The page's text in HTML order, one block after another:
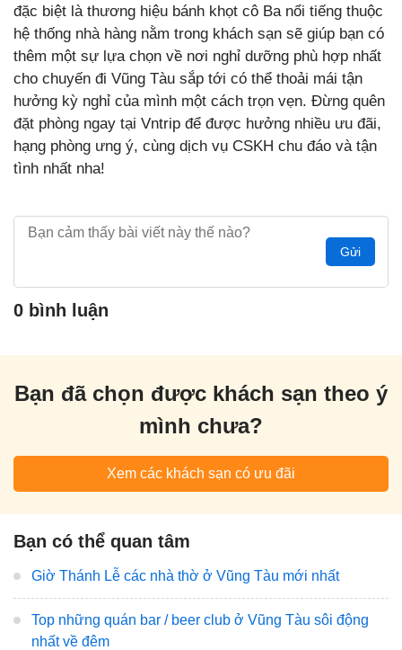
đặc biệt là thương hiệu bánh khọt cô Ba nổi tiếng thuộc
hệ thống nhà hàng nằm trong khách sạn sẽ giúp bạn có
thêm một sự lựa chọn về nơi nghỉ dưỡng phù hợp nhất
cho chuyến đi Vũng Tàu sắp tới có thể thoải mái tận
hưởng kỳ nghỉ của mình một cách trọn vẹn. Đừng quên
đặt phòng ngay tại Vntrip để được hưởng nhiều ưu đãi,
hạng phòng ưng ý, cùng dịch vụ CSKH chu đáo và tận
tình nhất nha!
Gửi
0 bình luận
Bạn đã chọn được khách sạn theo ý
mình chưa?
Xem các khách sạn có ưu đãi
Bạn có thể quan tâm
Giờ Thánh Lễ các nhà thờ ở Vũng Tàu mới nhất
Top những quán bar / beer club ở Vũng Tàu sôi động
nhất về đêm